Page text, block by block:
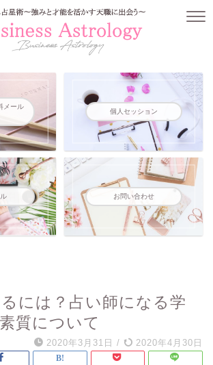
メール
個人セッション
お問い合わせ
には？占い師になる学
質について
2020年3月31日 / 2020年4月30日